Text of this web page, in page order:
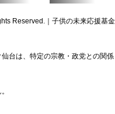
Reserved.｜子供の未来応援基金
台は、特定の宗教・政党との関係